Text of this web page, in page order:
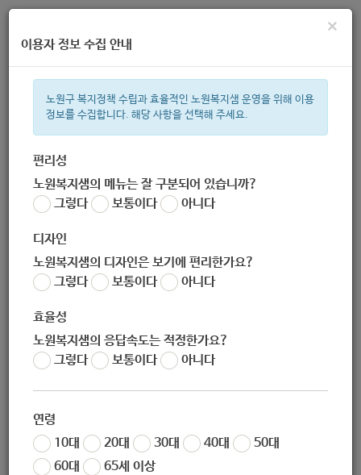
주간 인기검색어
한눈으로 보는 복지 정보
×
이용자 정보 수집 안내
노원구 복지정책 수립과 효율적인 노원복지샘 운영을 위해 이용
정보를 수집합니다. 해당 사항을 선택해 주세요.
편리성
노원복지샘의 메뉴는 잘 구분되어 있습니까?
그렇다
보통이다 아니다
디자인
노원복지샘의 디자인은 보기에 편리한가요?
그렇다
보통이다 아니다
효율성
노원복지샘의 응답속도는 적정한가요?
그렇다
보통이다 아니다
연령
10대
20대 30대 40대
50대
60대
65세 이상
[도시관리과] 2020 제2회 REST FOREST 경춘선 숲길 언택트
축제
작성자 노원 복지샘
작성일 2020-12-02 09:16
2020 제2회 REST FOREST 경춘선
숲길 언택트 축제